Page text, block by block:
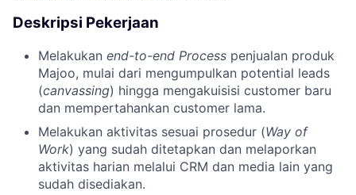
Deskripsi Pekerjaan
Melakukan end-to-end Process penjualan produk
Majoo, mulai dari mengumpulkan potential leads
(canvassing) hingga mengakuisisi customer baru
dan mempertahankan customer lama.
Melakukan aktivitas sesuai prosedur (Way of
Work) yang sudah ditetapkan dan melaporkan
aktivitas harian melalui CRM dan media lain yang
sudah disediakan.